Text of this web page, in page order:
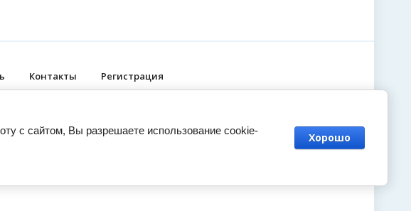
Контакты Регистрация
с сайтом, Вы разрешаете использование cookie-
Хорошо